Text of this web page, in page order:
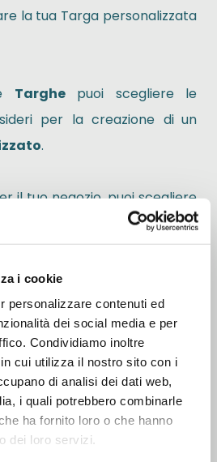
i cookie
personalizzare contenuti ed
dei social media e per
Condividiamo inoltre
cui utilizza il nostro sito con i
di analisi dei dati web,
i quali potrebbero combinarle
ha fornito loro o che hanno
dei loro servizi.
la tua Targa personalizzata
Targhepuoi scegliere le
per la creazione di un
.
il tuo negozio, puoi scegliere
in
con il tuo logo
stampare. Le puoi utilizzare
la tua attività commerciale
per gli uffici. Con noi
più recenti tecnologie per
qualità con stampe, sia su
DiBond, che Forex di